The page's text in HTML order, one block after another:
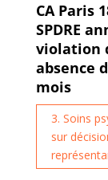
CA Paris
SPDRE
violation
absence
mois
3. Soins
sur